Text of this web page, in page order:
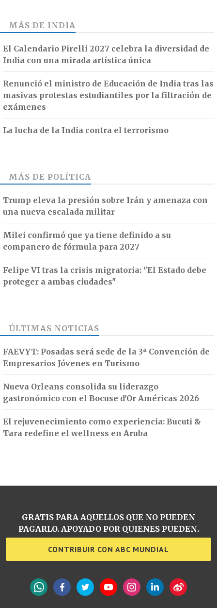
MÁS DE INDIA
El Calendario Pirelli 2027 celebra la diversidad de
India con una mirada artística única
Renunció el ministro de Educación de India tras las
masivas protestas estudiantiles por la filtración de
exámenes
La lucha de la India contra el terrorismo
MÁS DE POLÍTICA
Trump eleva la presión sobre Irán y amenaza con
una nueva escalada militar
Milei confirmó que ya tiene definido a su
compañero de fórmula para 2027
Felipe VI tras la crisis migratoria: "El Estado debe
proteger a ambas ciudades"
ÚLTIMAS NOTICIAS
FAEVYT: Posadas será sede de la 3ª Convención de
Empresarios Jóvenes en Turismo
Nueva Orleans consolida su liderazgo
gastronómico con el Bocuse d'Or Américas 2026
El rejuvenecimiento como experiencia: Bucuti &
Tara redefine el wellness en Aruba
GRATIS PARA AQUELLOS QUE NO PUEDEN
PAGARLO. APOYADO POR QUIENES PUEDEN.
CONTRIBUIR CON ABC MUNDIAL